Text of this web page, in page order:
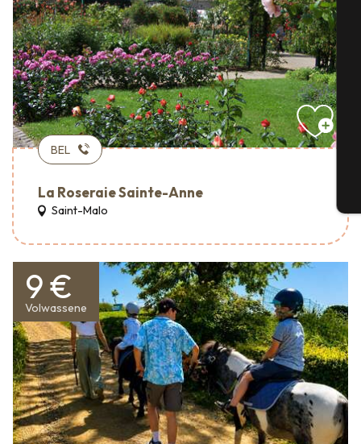
BEL
La Roseraie Sainte-Anne
Saint-Malo
9 €
Volwassene